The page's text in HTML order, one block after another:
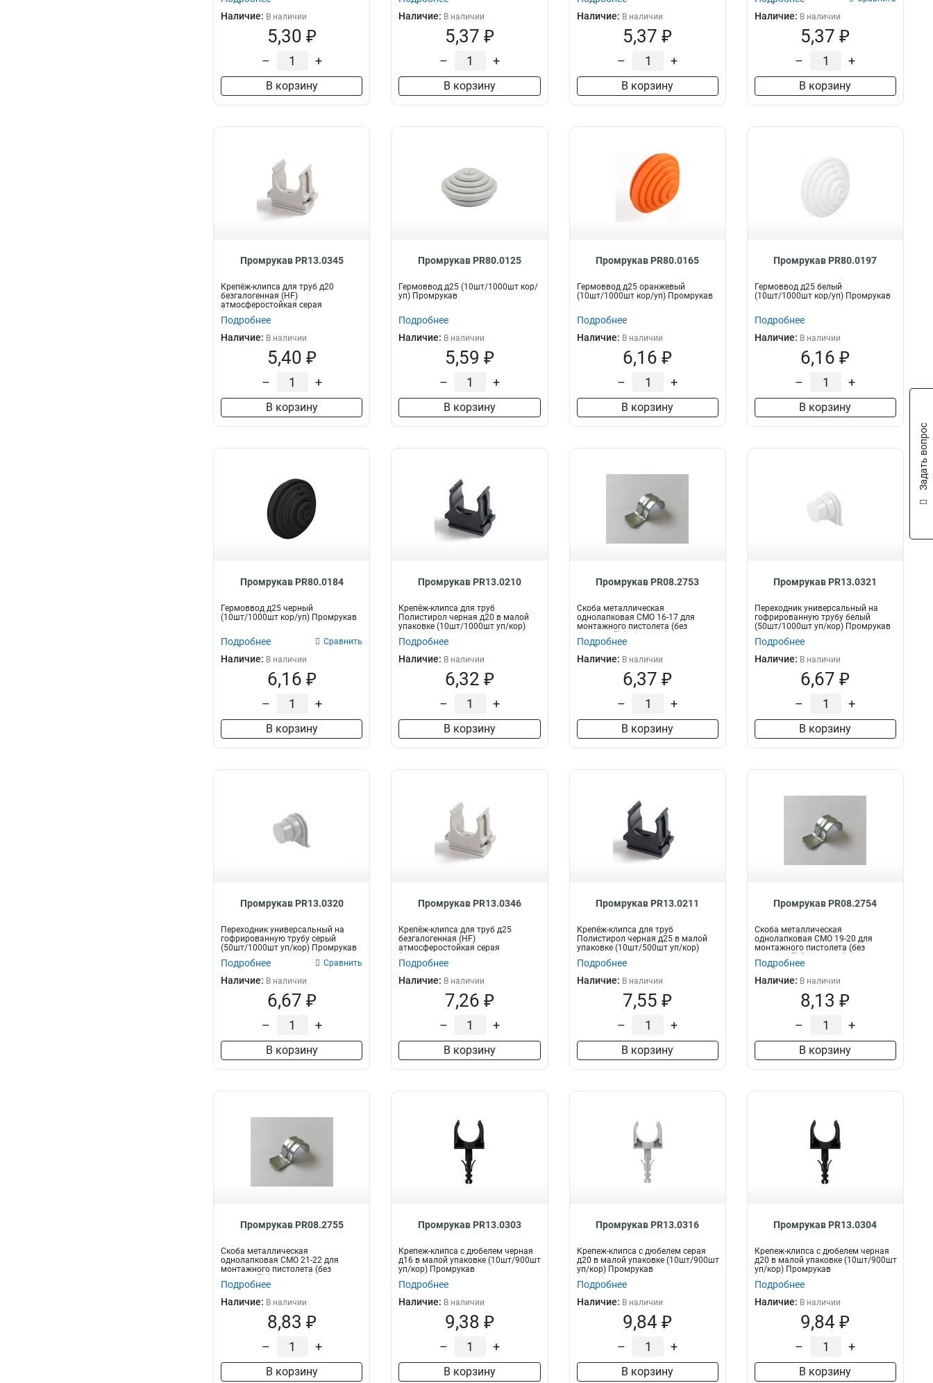
Наличие: В наличии
5,30 ₽
– +
В корзину
Наличие: В наличии
5,37 ₽
– +
В корзину
Наличие: В наличии
5,37 ₽
– +
В корзину
Наличие: В наличии
5,37 ₽
– +
В корзину
Промрукав PR13.0345
Крепёж-клипса для труб д20
безгалогенная (HF)
атмосферостойкая серая
(100шт/1500шт уп/кор) Пром...
Подробнее
Наличие: В наличии
5,40 ₽
– +
В корзину
Промрукав PR80.0125
Гермоввод д25 (10шт/1000шт кор/
уп) Промрукав
Подробнее
Наличие: В наличии
5,59 ₽
– +
В корзину
Промрукав PR80.0165
Гермоввод д25 оранжевый
(10шт/1000шт кор/уп) Промрукав
Подробнее
Наличие: В наличии
6,16 ₽
– +
В корзину
Промрукав PR80.0197
Гермоввод д25 белый
(10шт/1000шт кор/уп) Промрукав
Подробнее
Наличие: В наличии
6,16 ₽
– +
В корзину
Промрукав PR80.0184
Гермоввод д25 черный
(10шт/1000шт кор/уп) Промрукав
Подробнее Сравнить
Наличие: В наличии
6,16 ₽
– +
В корзину
Промрукав PR13.0210
Крепёж-клипса для труб
Полистирол черная д20 в малой
упаковке (10шт/1000шт уп/кор)
Промрукав
Подробнее
Наличие: В наличии
6,32 ₽
– +
В корзину
Промрукав PR08.2753
Скоба металлическая
однолапковая СМО 16-17 для
монтажного пистолета (без
отверстий) (100 шт/уп)...
Подробнее
Наличие: В наличии
6,37 ₽
– +
В корзину
Промрукав PR13.0321
Переходник универсальный на
гофрированную трубу белый
(50шт/1000шт уп/кор) Промрукав
Подробнее
Наличие: В наличии
6,67 ₽
– +
В корзину
Промрукав PR13.0320
Переходник универсальный на
гофрированную трубу серый
(50шт/1000шт уп/кор) Промрукав
Подробнее Сравнить
Наличие: В наличии
6,67 ₽
– +
В корзину
Промрукав PR13.0346
Крепёж-клипса для труб д25
безгалогенная (HF)
атмосферостойкая серая
(100шт/1000шт уп/кор) Пром...
Подробнее
Наличие: В наличии
7,26 ₽
– +
В корзину
Промрукав PR13.0211
Крепёж-клипса для труб
Полистирол черная д25 в малой
упаковке (10шт/500шт уп/кор)
Промрукав
Подробнее
Наличие: В наличии
7,55 ₽
– +
В корзину
Промрукав PR08.2754
Скоба металлическая
однолапковая СМО 19-20 для
монтажного пистолета (без
отверстий) (100 шт/уп)...
Подробнее
Наличие: В наличии
8,13 ₽
– +
В корзину
Промрукав PR08.2755
Скоба металлическая
однолапковая СМО 21-22 для
монтажного пистолета (без
отверстий) (100 шт/уп)...
Подробнее
Наличие: В наличии
8,83 ₽
– +
В корзину
Промрукав PR13.0303
Крепеж-клипса с дюбелем черная
д16 в малой упаковке (10шт/900шт
уп/кор) Промрукав
Подробнее
Наличие: В наличии
9,38 ₽
– +
В корзину
Промрукав PR13.0316
Крепеж-клипса с дюбелем серая
д20 в малой упаковке (10шт/900шт
уп/кор) Промрукав
Подробнее
Наличие: В наличии
9,84 ₽
– +
В корзину
Промрукав PR13.0304
Крепеж-клипса с дюбелем черная
д20 в малой упаковке (10шт/900шт
уп/кор) Промрукав
Подробнее
Наличие: В наличии
9,84 ₽
– +
В корзину
Задать вопрос